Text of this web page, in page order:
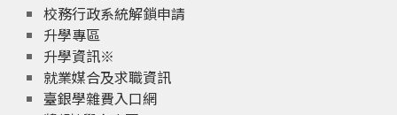
校務行政系統解鎖申請
升學專區
升學資訊※
就業媒合及求職資訊
臺銀學雜費入口網